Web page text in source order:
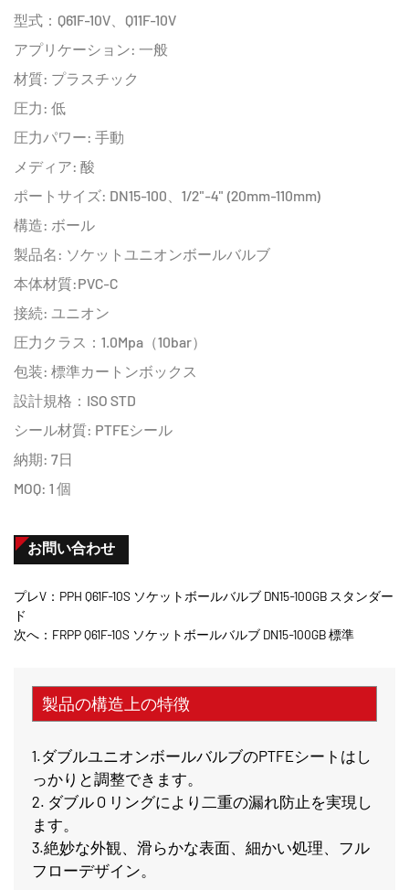
型式：Q61F-10V、Q11F-10V
アプリケーション: 一般
材質: プラスチック
圧力: 低
圧力パワー: 手動
メディア: 酸
ポートサイズ: DN15-100、1/2"-4" (20mm-110mm)
構造: ボール
製品名: ソケットユニオンボールバルブ
本体材質:PVC-C
接続: ユニオン
圧力クラス：1.0Mpa（10bar）
包装: 標準カートンボックス
設計規格：ISO STD
シール材質: PTFEシール
納期: 7日
MOQ: 1 個
お問い合わせ
プレV：PPH Q61F-10S ソケットボールバルブ DN15-100GB スタンダー
ド
次へ：FRPP Q61F-10S ソケットボールバルブ DN15-100GB 標準
製品の構造上の特徴
1.ダブルユニオンボールバルブのPTFEシートはし
っかりと調整できます。
2. ダブル O リングにより二重の漏れ防止を実現し
ます。
3.絶妙な外観、滑らかな表面、細かい処理、フル
フローデザイン。